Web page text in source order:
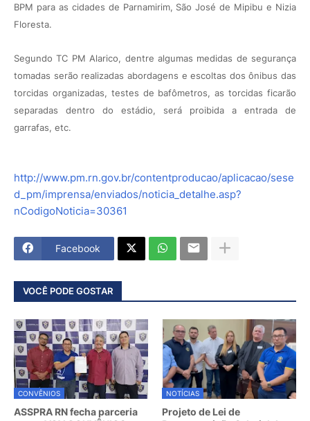
BPM para as cidades de Parnamirim, São José de Mipibu e Nizia
Floresta.
Segundo TC PM Alarico, dentre algumas medidas de segurança
tomadas serão realizadas abordagens e escoltas dos ônibus das
torcidas organizadas, testes de bafômetros, as torcidas ficarão
separadas dentro do estádio, será proibida a entrada de
garrafas, etc.
http://www.pm.rn.gov.br/contentproducao/aplicacao/sese
d_pm/imprensa/enviados/noticia_detalhe.asp?
nCodigoNoticia=30361
Facebook
VOCÊ PODE GOSTAR
CONVÊNIOS
ASSPRA RN fecha parceria
NOTÍCIAS
Projeto de Lei de